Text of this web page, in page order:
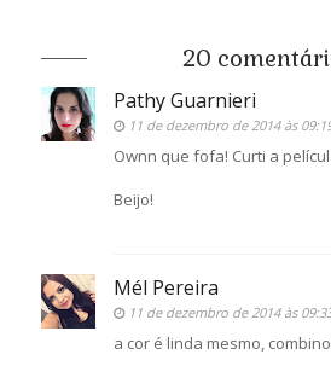
20
Pathy Guarnieri
11 de dezembro de 2014 às
Ownn que fofa! Curti a
Beijo!
Mél Pereira
11 de dezembro de 2014 às
a cor é linda mesmo,